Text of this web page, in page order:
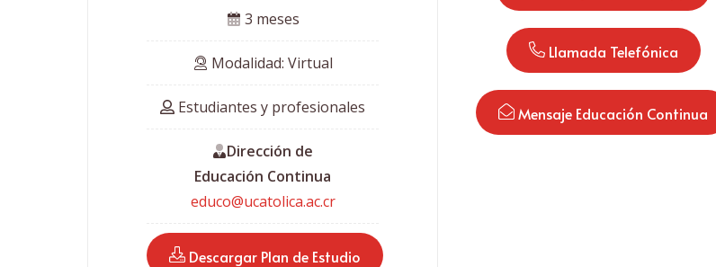
3 meses
Modalidad: Virtual
Estudiantes y profesionales
Dirección de
Educación Continua
educo@ucatolica.ac.cr
Descargar Plan de Estudio
Llamada Telefónica
Mensaje Educación Continua